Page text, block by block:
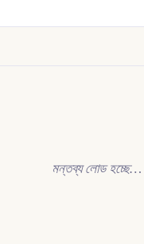
মন্তব্য লোড হচ্ছে…